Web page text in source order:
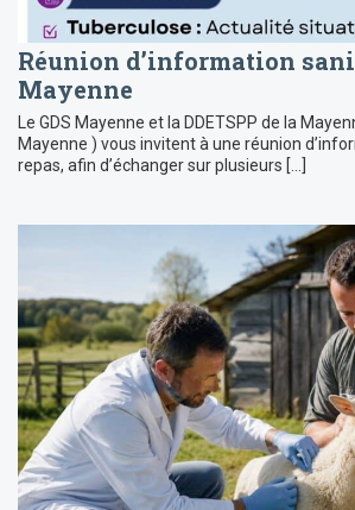
Réunion d’information
Mayenne
Le GDS Mayenne et la DDETSPP de la
Mayenne ) vous invitent à une réunion
repas, afin d’échanger sur plusieurs […]